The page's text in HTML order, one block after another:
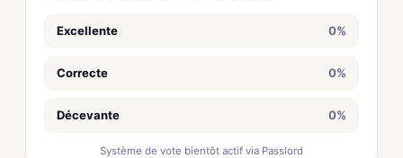
Excellente 0%
Correcte 0%
Décevante 0%
Système de vote bientôt actif via Passlord